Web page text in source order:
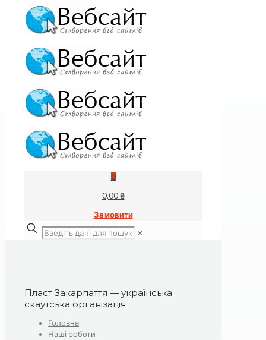
0
0,00 ₴
Замовити
✕
Пласт Закарпаття — українська
скаутська організація
Головна
Наші роботи